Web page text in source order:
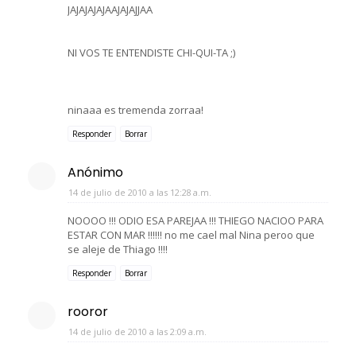
JAJAJAJAJAAJAJAJJAA
NI VOS TE ENTENDISTE CHI-QUI-TA ;)
ninaaa es tremenda zorraa!
Responder Borrar
Anónimo
14 de julio de 2010 a las 12:28 a.m.
NOOOO !!! ODIO ESA PAREJAA !!! THIEGO NACIOO PARA
ESTAR CON MAR !!!!!! no me cael mal Nina peroo que
se aleje de Thiago !!!!
Responder Borrar
rooror
14 de julio de 2010 a las 2:09 a.m.